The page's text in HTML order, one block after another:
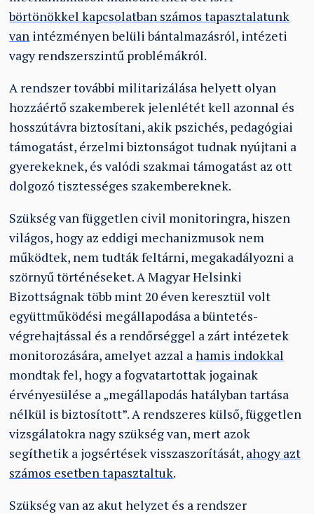
börtönökkel kapcsolatban számos tapasztalatunk
van intézményen belüli bántalmazásról, intézeti
vagy rendszerszintű problémákról.
A rendszer további militarizálása helyett olyan
hozzáértő szakemberek jelenlétét kell azonnal és
hosszútávra biztosítani, akik pszichés, pedagógiai
támogatást, érzelmi biztonságot tudnak nyújtani a
gyerekeknek, és valódi szakmai támogatást az ott
dolgozó tisztességes szakembereknek.
Szükség van független civil monitoringra, hiszen
világos, hogy az eddigi mechanizmusok nem
működtek, nem tudták feltárni, megakadályozni a
szörnyű történéseket. A Magyar Helsinki
Bizottságnak több mint 20 éven keresztül volt
együttműködési megállapodása a büntetés-
végrehajtással és a rendőrséggel a zárt intézetek
monitorozására, amelyet azzal ahamis indokkal
mondtak fel, hogy a fogvatartottak jogainak
érvényesülése a „megállapodás hatályban tartása
nélkül is biztosított”. A rendszeres külső, független
vizsgálatokra nagy szükség van, mert azok
segíthetik a jogsértések visszaszorítását, ahogy azt
számos esetben tapasztaltuk.
Szükség van az akut helyzet és a rendszer